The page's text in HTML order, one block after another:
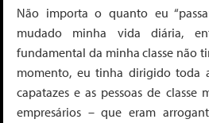
Não importa o quanto eu
mudado minha vida diária,
fundamental da minha classe não
momento, eu tinha dirigido toda
capatazes e as pessoas de classe
empresários – que eram